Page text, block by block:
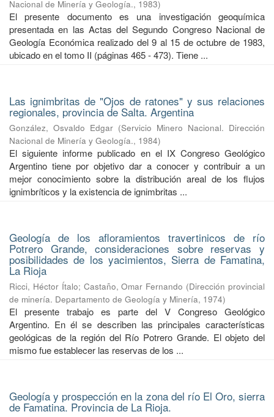
Nacional de Minería y Geología., 1983)
El presente documento es una investigación geoquímica
presentada en las Actas del Segundo Congreso Nacional de
Geología Económica realizado del 9 al 15 de octubre de 1983,
ubicado en el tomo II (páginas 465 - 473). Tiene ...
Las ignimbritas de "Ojos de ratones" y sus relaciones
regionales, provincia de Salta. Argentina
González, Osvaldo Edgar (Servicio Minero Nacional. Dirección
Nacional de Minería y Geología., 1984)
El siguiente informe publicado en el IX Congreso Geológico
Argentino tiene por objetivo dar a conocer y contribuir a un
mejor conocimiento sobre la distribución areal de los flujos
ignimbríticos y la existencia de ignimbritas ...
Geología de los afloramientos travertinicos de río
Potrero Grande, consideraciones sobre reservas y
posibilidades de los yacimientos, Sierra de Famatina,
La Rioja
Ricci, Héctor Ítalo; Castaño, Omar Fernando (Dirección provincial
de minería. Departamento de Geología y Minería, 1974)
El presente trabajo es parte del V Congreso Geológico
Argentino. En él se describen las principales características
geológicas de la región del Río Potrero Grande. El objeto del
mismo fue establecer las reservas de los ...
Geología y prospección en la zona del río El Oro, sierra
de Famatina. Provincia de La Rioja.